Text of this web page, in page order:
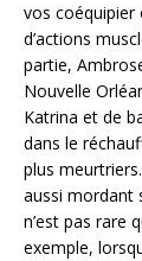
vos coéquipier
d’actions
partie,
Nouvelle
Katrina et de
dans le
plus
aussi mordant
n’est pas rare
exemple,